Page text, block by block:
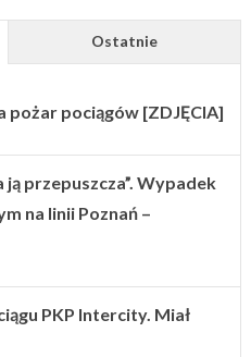
Ostatnie
pożar pociągów [ZDJĘCIA]
ją przepuszcza”. Wypadek
na linii Poznań –
PKP Intercity. Miał